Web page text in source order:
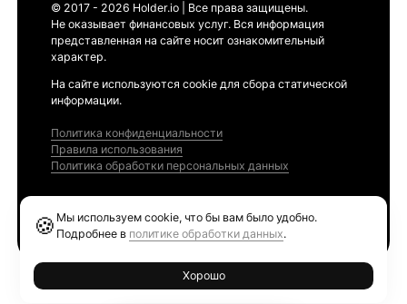
© 2017 - 2026 Holder.io | Все права защищены.
Не оказывает финансовых услуг. Вся информация
представленная на сайте носит ознакомительный
характер.
На сайте используются cookie для сбора статической
информации.
Политика конфиденциальности
Правила использования
Политика обработки персональных данных
🍪 Мы используем cookie, что бы вам было удобно.
Подробнее в политике обработки данных.
Хорошо
Ethereum GAS Tracker